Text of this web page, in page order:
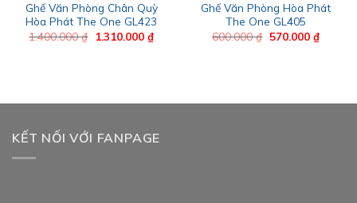
Ghế Văn Phòng Chân Quỳ
Hòa Phát The One GL423
1.400.000₫ Giá
1.310.000 ₫Giá
hiện
Ghế Văn Phòng Hòa Phát
The One GL405
600.000₫ Giá
570.000 ₫Giá
hiện
KẾT NỐI VỚI FANPAGE